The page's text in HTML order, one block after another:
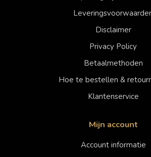
Disclaimer
Privacy Policy
Betaalmethoden
Hoe te bestellen &
Klantenservice
Mijn account
Account informatie